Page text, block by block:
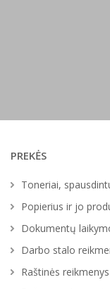
PREKĖS
Toneriai,
Popierius ir jo
Dokumentų
Darbo stalo
Raštinės reikmenys